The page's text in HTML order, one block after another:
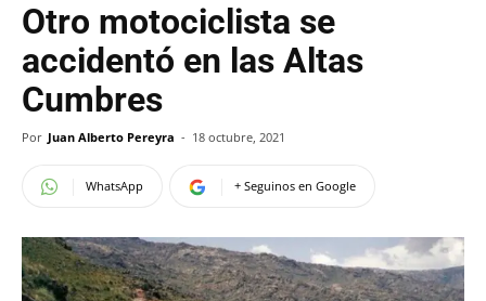
Otro motociclista se
accidentó en las Altas
Cumbres
Por Juan Alberto Pereyra - 18 octubre, 2021
WhatsApp + Seguinos en Google